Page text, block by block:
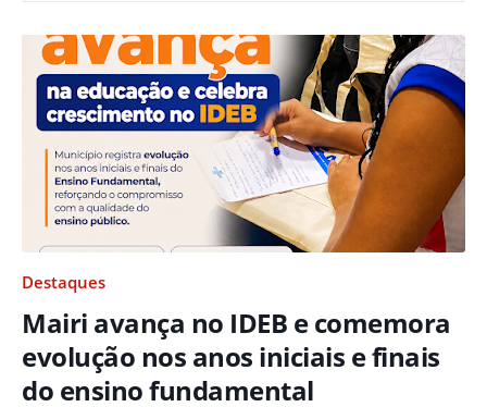
Destaques
Mairi avança no IDEB e comemora
evolução nos anos iniciais e finais
do ensino fundamental